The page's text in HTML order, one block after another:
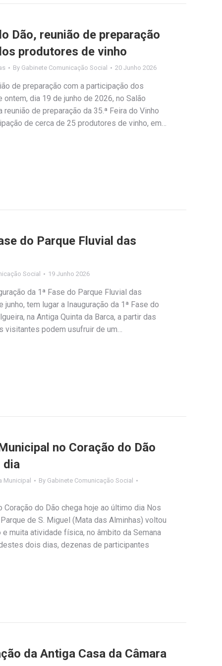
Dão, reunião de preparação
produtores de vinho
By Gabinete Comunicação Social 20 Junho 2026
de preparação com a participação dos
dia 19 de junho de 2026, no Salão
de preparação da 35.ª Feira do Vinho
de cerca de 25 produtores de vinho, em…
do Parque Fluvial das
Social 19 Junho 2026
da 1ª Fase do Parque Fluvial das
tem lugar a Inauguração da 1ª Fase do
na Antiga Quinta da Barca, a partir das
visitantes podem usufruir de um…
no Coração do Dão
dia
Municipal By Gabinete Comunicação Social
do Dão chega hoje ao último dia Nos
de S. Miguel (Mata das Alminhas) voltou
muita atividade física, no âmbito da Semana
dois dias, dezenas de participantes
da Antiga Casa da Câmara